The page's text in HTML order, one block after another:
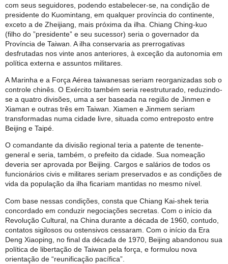
com seus seguidores, podendo estabelecer-se, na condição de
presidente do Kuomintang, em qualquer província do continente,
exceto a de Zheijiang, mais próxima da ilha. Chiang Ching-kuo
(filho do ”presidente” e seu sucessor) seria o governador da
Província de Taiwan. A ilha conservaria as prerrogativas
desfrutadas nos vinte anos anteriores, à exceção da autonomia em
política externa e assuntos militares.
A Marinha e a Força Aérea taiwanesas seriam reorganizadas sob o
controle chinês. O Exército também seria reestruturado, reduzindo-
se a quatro divisões, uma a ser baseada na região de Jinmen e
Xiaman e outras três em Taiwan. Xiamen e Jinmem seriam
transformadas numa cidade livre, situada como entreposto entre
Beijing e Taipé.
O comandante da divisão regional teria a patente de tenente-
general e seria, também, o prefeito da cidade. Sua nomeação
deveria ser aprovada por Beijing. Cargos e salários de todos os
funcionários civis e militares seriam preservados e as condições de
vida da população da ilha ficariam mantidas no mesmo nível.
Com base nessas condições, consta que Chiang Kai-shek teria
concordado em conduzir negociações secretas. Com o início da
Revolução Cultural, na China durante a década de 1960, contudo,
contatos sigilosos ou ostensivos cessaram. Com o início da Era
Deng Xiaoping, no final da década de 1970, Beijing abandonou sua
política de libertação de Taiwan pela força, e formulou nova
orientação de “reunificação pacífica”.